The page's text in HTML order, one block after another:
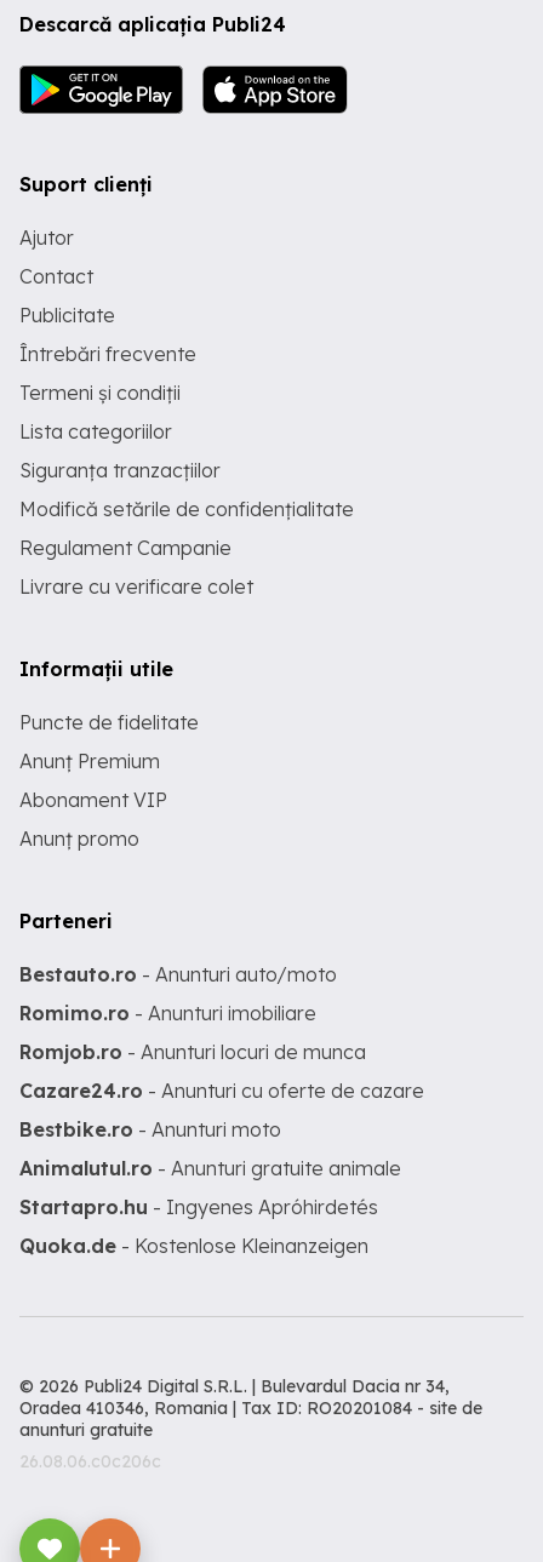
Descarcă aplicația Publi24
Suport clienți
Ajutor
Contact
Publicitate
Întrebări frecvente
Termeni și condiții
Lista categoriilor
Siguranța tranzacțiilor
Modifică setările de confidențialitate
Regulament Campanie
Livrare cu verificare colet
Informații utile
Puncte de fidelitate
Anunț Premium
Abonament VIP
Anunț promo
Parteneri
Bestauto.ro - Anunturi auto/moto
Romimo.ro - Anunturi imobiliare
Romjob.ro - Anunturi locuri de munca
Cazare24.ro - Anunturi cu oferte de cazare
Bestbike.ro - Anunturi moto
Animalutul.ro - Anunturi gratuite animale
Startapro.hu - Ingyenes Apróhirdetés
Quoka.de - Kostenlose Kleinanzeigen
© 2026 Publi24 Digital S.R.L. | Bulevardul Dacia nr 34,
Oradea 410346, Romania | Tax ID: RO20201084 - site de
anunturi gratuite
26.08.06.c0c206c